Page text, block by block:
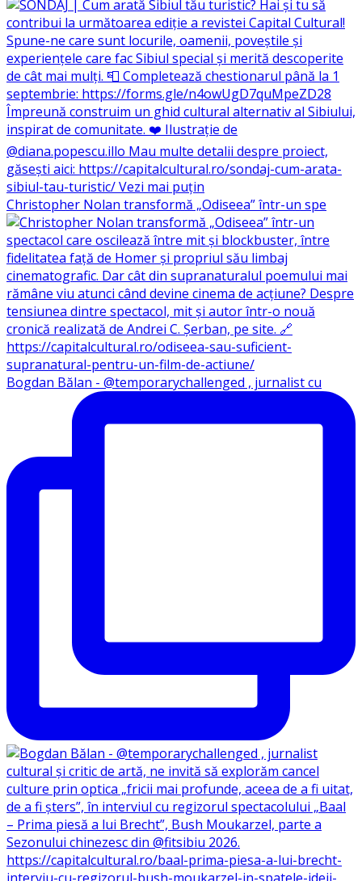
Christopher Nolan transformă „Odiseea” într-un spe
Bogdan Bălan - @temporarychallenged , jurnalist cu